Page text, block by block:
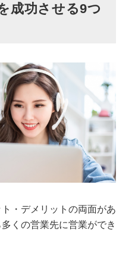
成功させる9つ
・デメリットの両面があ
くの営業先に営業ができ